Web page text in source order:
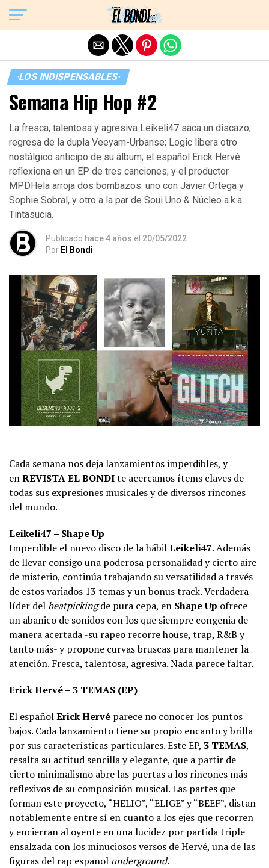
·LOS INDISPENSABLES·
Semana Hip Hop #2
La fresca, talentosa y agresiva Leikeli47 saca un discazo;
regresa de la dupla Veeyam-Urbanse; Logic libera otro
nostálgico anticipo de su álbum; el español Erick Hervé
reflexiona en un EP de tres canciones; y el productor
MPDHela arroja dos bombazos: uno con Javier Ortega y
Sophie Sobral, y otro a la par de Soui Uno & Núcleo a.k.a.
Tintasucia.
Publicado hace 4 años el 20/05/2022
Por El Bondi
Cada semana nos deja lanzamientos imperdibles, y
enREVISTA EL BONDIte acercamos ítems claves de
todas sus expresiones musicales y de diversos rincones
del mundo.
Leikeli47 – Shape Up
Imperdible el nuevo disco de la hábilLeikeli47. Además
de llevar consigo una poderosa personalidad y cierto aire
de misterio, continúa trabajando su versatilidad a través
de estos variados 13 temas y un bonus track. Verdadera
líder del beatpickingde pura cepa, en Shape Up ofrece
un abanico de sonidos con los que siempre congenia de
manera acertada -su rapeo recorre house, trap, R&B y
tanto más- y propone curvas bruscas para mantener la
atención. Fresca, talentosa, agresiva. Nada parece faltar.
Erick Hervé – 3 TEMAS (EP)
El españolErickHervé parece no conocer los puntos
bajos. Cada lanzamiento tiene su propio encanto y brilla
por sus características particulares. Este EP, 3 TEMAS,
resalta su actitud sencilla y elegante, que a partir de
cierto minimalismo abre las puertas a los rincones más
reflexivos de su composición musical. Las partes que
forman este proyecto, “HELIO”, “ELIGE” y “BEEF”, distan
notablemente entre sí en cuanto a los ejes que recorren
y encierran al oyente en una lucidez por partida triple
ensalzada con los minuciosos versos de Hervé, una de las
figuras del rap español underground.
Exit mobile version